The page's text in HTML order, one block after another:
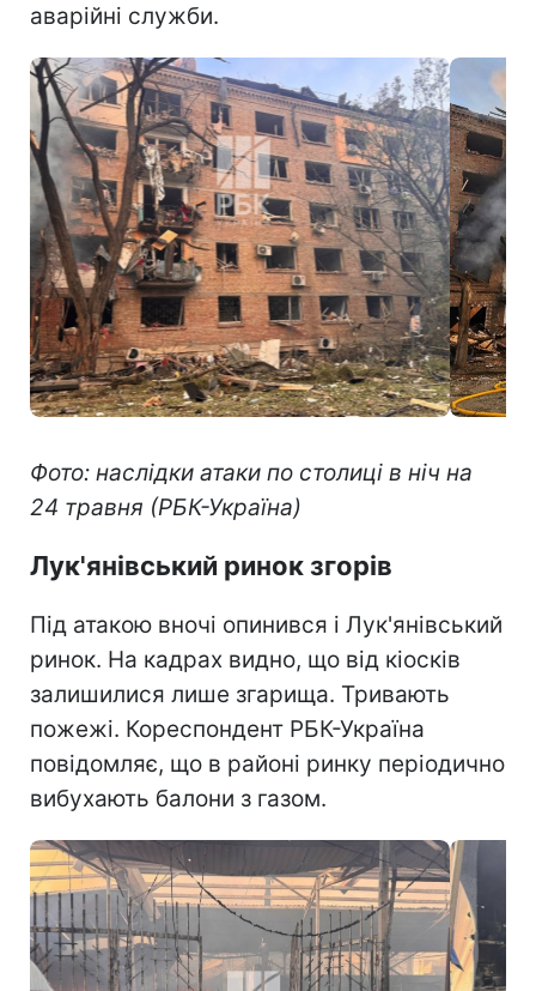
аварійні служби.
Фото: наслідки атаки по столиці в ніч на
24 травня (РБК-Україна)
Лук'янівський ринок згорів
Під атакою вночі опинився і Лук'янівський
ринок. На кадрах видно, що від кіосків
залишилися лише згарища. Тривають
пожежі. Кореспондент РБК-Україна
повідомляє, що в районі ринку періодично
вибухають балони з газом.